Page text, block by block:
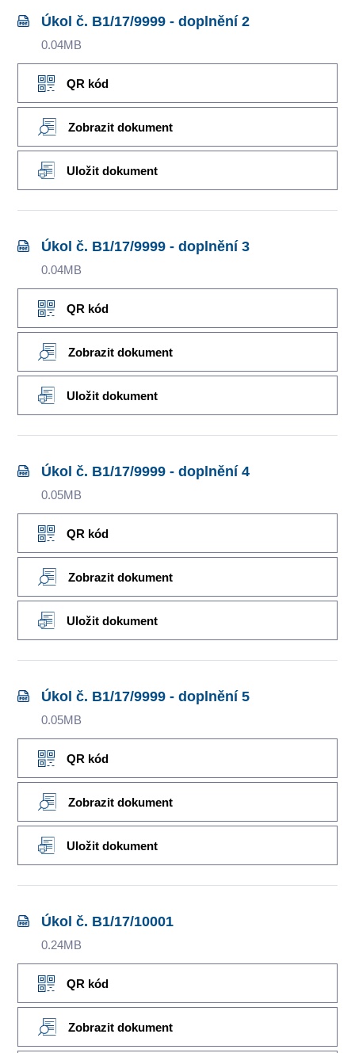
Úkol č. B1/17/9999 - doplnění 2
0.04MB
QR kód
Zobrazit dokument
Uložit dokument
Úkol č. B1/17/9999 - doplnění 3
0.04MB
QR kód
Zobrazit dokument
Uložit dokument
Úkol č. B1/17/9999 - doplnění 4
0.05MB
QR kód
Zobrazit dokument
Uložit dokument
Úkol č. B1/17/9999 - doplnění 5
0.05MB
QR kód
Zobrazit dokument
Uložit dokument
Úkol č. B1/17/10001
0.24MB
QR kód
Zobrazit dokument